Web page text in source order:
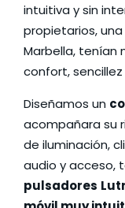
intuitiva y sin
propietarios,
Marbella, tenían
confort,
Diseñamos un
acompañara su
de iluminación,
audio y acceso,
pulsadores